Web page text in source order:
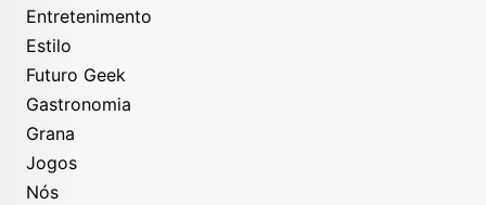
Entretenimento
Estilo
Futuro Geek
Gastronomia
Grana
Jogos
Nós